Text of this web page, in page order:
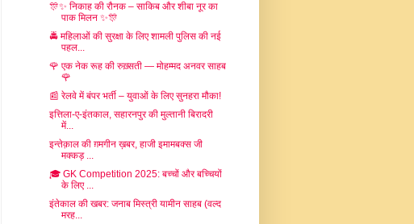
🎊✨ निकाह की रौनक – साकिब और शीबा नूर का
पाक मिलन ✨🎊
🚔 महिलाओं की सुरक्षा के लिए शामली पुलिस की नई
पहल...
🌹 एक नेक रूह की रुख़्सती — मोहम्मद अनवर साहब
🌹
📰 रेलवे में बंपर भर्ती – युवाओं के लिए सुनहरा मौका!
इत्तिला-ए-इंतकाल, सहारनपुर की मुल्तानी बिरादरी
में...
इन्तेक़ाल की ग़मगीन ख़बर, हाजी इमामबक्स जी
मक्कड़ ...
🎓 GK Competition 2025: बच्चों और बच्चियों
के लिए ...
इंतेकाल की खबर: जनाब मिस्त्री यामीन साहब (वल्द
मरह...